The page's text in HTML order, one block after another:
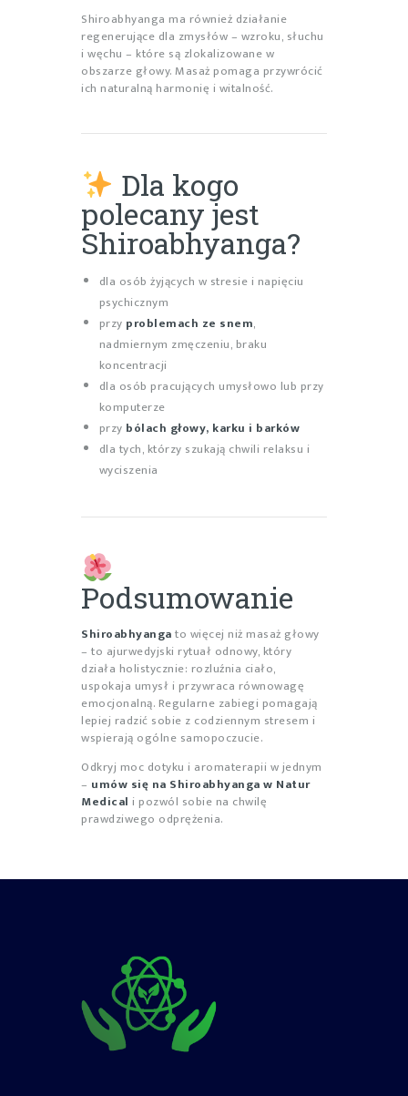
Shiroabhyanga ma również działanie
regenerujące dla zmysłów – wzroku, słuchu
i węchu – które są zlokalizowane w
obszarze głowy. Masaż pomaga przywrócić
ich naturalną harmonię i witalność.
Dla kogo
polecany jest
Shiroabhyanga?
dla osób żyjących w stresie i napięciu
psychicznym
przy problemach ze snem,
nadmiernym zmęczeniu, braku
koncentracji
dla osób pracujących umysłowo lub przy
komputerze
przy bólach głowy, karku i barków
dla tych, którzy szukają chwili relaksu i
wyciszenia
Podsumowanie
Shiroabhyangato więcej niż masaż głowy
– to ajurwedyjski rytuał odnowy, który
działa holistycznie: rozluźnia ciało,
uspokaja umysł i przywraca równowagę
emocjonalną. Regularne zabiegi pomagają
lepiej radzić sobie z codziennym stresem i
wspierają ogólne samopoczucie.
Odkryj moc dotyku i aromaterapii w jednym
– umów się na Shiroabhyanga w Natur
Medical i pozwól sobie na chwilę
prawdziwego odprężenia.